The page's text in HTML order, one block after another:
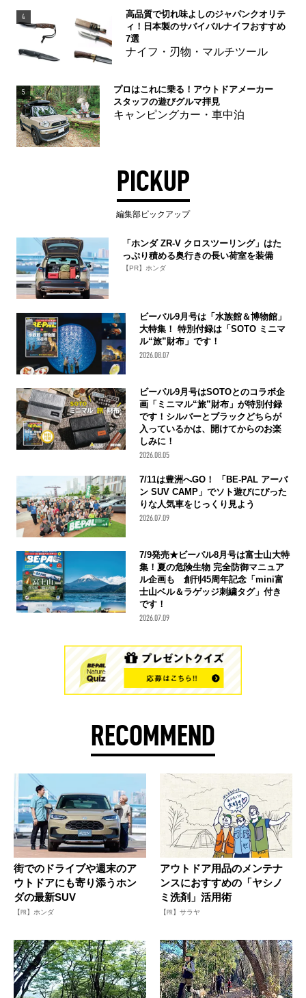
4
高品質で切れ味よしのジャパンクオリテ
ィ！日本製のサバイバルナイフおすすめ
7選
ナイフ・刃物・マルチツール
5
プロはこれに乗る！アウトドアメーカー
スタッフの遊びグルマ拝見
キャンピングカー・車中泊
PICKUP
編集部ピックアップ
「ホンダ ZR-V クロスツーリング」はた
っぷり積める奥行きの長い荷室を装備
【PR】ホンダ
ビーパル9月号は「水族館＆博物館」
大特集！ 特別付録は「SOTO ミニマ
ル“旅”財布」です！
2026.08.07
ビーパル9月号はSOTOとのコラボ企
画「ミニマル“旅”財布」が特別付録
です！シルバーとブラックどちらが
入っているかは、開けてからのお楽
しみに！
2026.08.05
7/11は豊洲へGO！ 「BE-PAL アーバ
ン SUV CAMP」でソト遊びにぴった
りな人気車をじっくり見よう
2026.07.09
7/9発売★ビーパル8月号は富士山大特
集！夏の危険生物 完全防御マニュア
ル企画も 創刊45周年記念「mini富
士山ベル＆ラゲッジ刺繍タグ」付き
です！
2026.07.09
RECOMMEND
街でのドライブや週末のア
ウトドアにも寄り添うホン
ダの最新SUV
【PR】ホンダ
アウトドア用品のメンテナ
ンスにおすすめの「ヤシノ
ミ洗剤」活用術
【PR】サラヤ